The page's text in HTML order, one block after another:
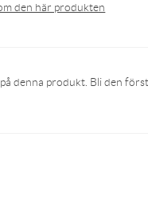
den här produkten
denna produkt. Bli den